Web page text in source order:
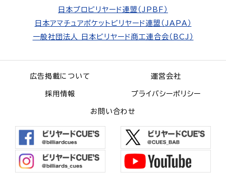
日本プロビリヤード連盟（JPBF）
日本アマチュアポケットビリヤード連盟（JAPA）
一般社団法人 日本ビリヤード商工連合会（BCJ）
広告掲載について 運営会社
採用情報 プライバシーポリシー
お問い合わせ